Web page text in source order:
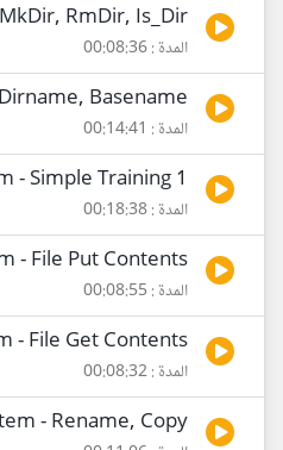
RmDir, Is_Dir
المدة : 00:08:36
Basename
المدة : 00:14:41
- Simple Training 1
المدة : 00:18:38
- File Put Contents
المدة : 00:08:55
- File Get Contents
المدة : 00:08:32
- Rename, Copy